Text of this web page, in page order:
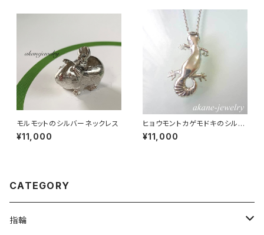
モルモットのシルバーネックレス
¥11,000
ヒョウモントカゲモドキのシルバ
ーネックレス
¥11,000
CATEGORY
指輪